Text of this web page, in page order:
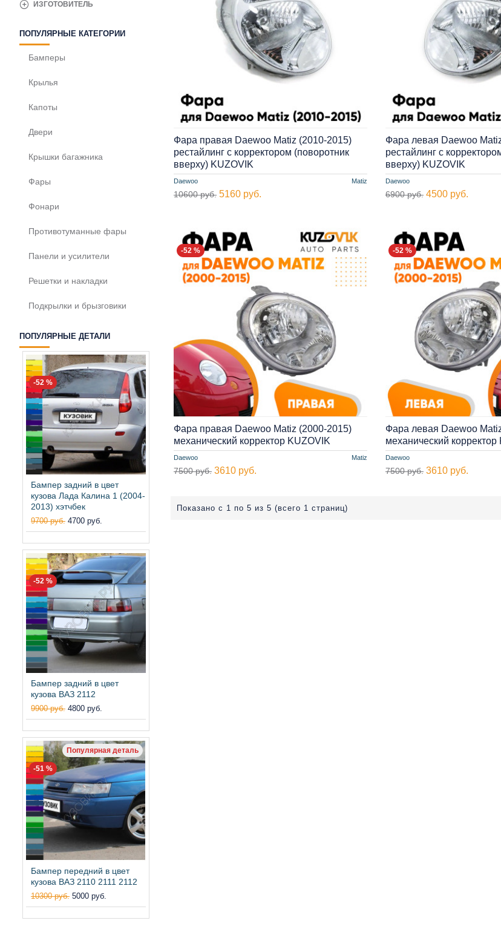
ИЗГОТОВИТЕЛЬ
ПОПУЛЯРНЫЕ КАТЕГОРИИ
Бамперы
Крылья
Капоты
Двери
Крышки багажника
Фары
Фонари
Противотуманные фары
Панели и усилители
Решетки и накладки
Подкрылки и брызговики
ПОПУЛЯРНЫЕ ДЕТАЛИ
-52 %
Бампер задний в цвет
кузова Лада Калина 1 (2004-
2013) хэтчбек
9700 руб. 4700 руб.
-52 %
Бампер задний в цвет
кузова ВАЗ 2112
9900 руб. 4800 руб.
Популярная деталь
-51 %
Бампер передний в цвет
кузова ВАЗ 2110 2111 2112
10300 руб. 5000 руб.
Daewoo Matiz
Фара правая Daewoo Matiz (2010-2015)
рестайлинг с корректором (поворотник
вверху) KUZOVIK
10600 руб. 5160 руб.
Daewoo
Фара левая Daewoo
рестайлинг с
вверху) KUZOVIK
6900 руб. 4500 руб.
-52 %
Daewoo Matiz
Фара правая Daewoo Matiz (2000-2015)
механический корректор KUZOVIK
7500 руб. 3610 руб.
-52 %
Daewoo
Фара левая Daewoo
механический корректор
7500 руб. 3610 руб.
Показано с 1 по 5 из 5 (всего 1 страниц)